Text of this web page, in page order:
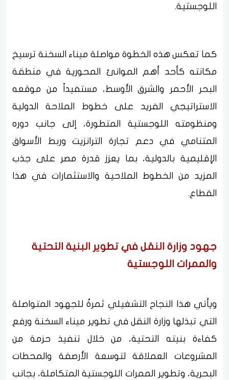
اللوجستية.
كما تعكس هذه الخطوة مواصلة ميناء السخنة ترسيخ
مكانته كأحد أهم الموانئ المحورية في منطقة
البحر الأحمر والشرق الأوسط، مستفيداً من موقعه
الاستراتيجي الفريد على خطوط الملاحة الدولية
ومنظومته اللوجستية المتطورة، إلى جانب دوره
المتنامي في دعم تجارة الترانزيت وربط الأسواق
الإقليمية بالدولية، بما يعزز قدرة مصر على جذب
المزيد من الخطوط الملاحية والاستثمارات في هذا
القطاع.
جهود وزارة النقل في تطوير البنية التحتية
والممرات اللوجستية
ويأتي هذا النجاح التشغيلي ثمرةً للجهود المتواصلة
التي تبذلها وزارة النقل في تطوير ميناء السخنة ورفع
كفاءة بنيته التحتية، من خلال تنفيذ حزمة من
المشروعات العملاقة لتوسعة الأرصفة والمحطات
البحرية، وتطوير الممرات اللوجستية المتكاملة، بجانب